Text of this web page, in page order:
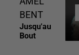
BENT
Jusqu'au
Bout